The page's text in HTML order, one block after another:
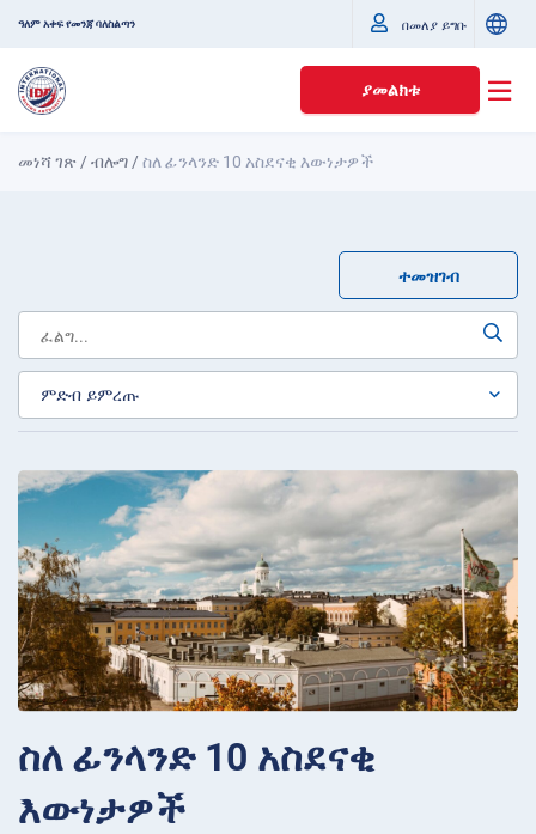
ዓለም አቀፍ የመንጃ ባለስልጣን በመለያ ይግቡ
ያመልክቱ
መነሻ ገጽ /ብሎግ /ስለ ፊንላንድ 10 አስደናቂ እውነታዎች
ተመዝገብ
ስለ ፊንላንድ 10 አስደናቂ
እውነታዎች